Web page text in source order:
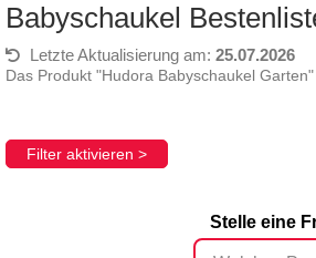
Babyschaukel
Letzte Aktualisierung am: 25.07.2026
Das Produkt "Hudora Babyschaukel
Filter aktivieren >
Stelle eine